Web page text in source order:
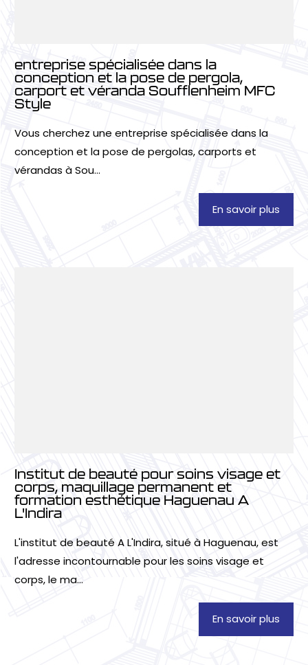
entreprise spécialisée dans la
conception et la pose de pergola,
carport et véranda Soufflenheim MFC
Style
Vous cherchez une entreprise spécialisée dans la
conception et la pose de pergolas, carports et
vérandas à Sou...
En savoir plus
Institut de beauté pour soins visage et
corps, maquillage permanent et
formation esthétique Haguenau A
L'Indira
L'institut de beauté A L'Indira, situé à Haguenau, est
l'adresse incontournable pour les soins visage et
corps, le ma...
En savoir plus